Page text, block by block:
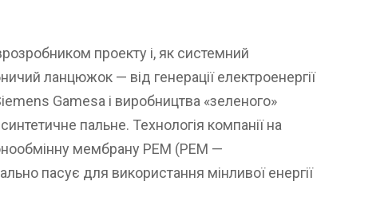
проекту і, як системний
ланцюжок — від генерації електроенергії
Gamesa і виробництва «зеленого»
пальне. Технологія компанії на
мембрану PEM (PEM —
пасує для використання мінливої енергії